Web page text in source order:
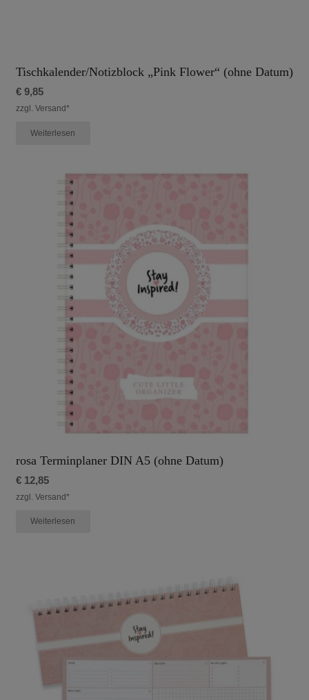
Tischkalender/Notizblock „Pink Flower“ (ohne Datum)
€9,85
zzgl. Versand*
Weiterlesen
rosa Terminplaner DIN A5 (ohne Datum)
€12,85
zzgl. Versand*
Weiterlesen